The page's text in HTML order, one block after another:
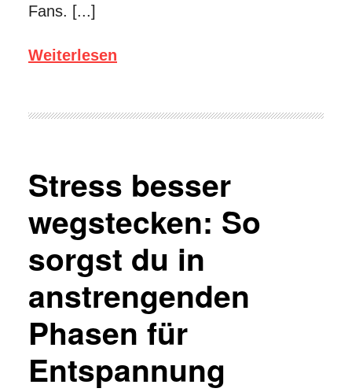
Fans. [...]
Weiterlesen
Stress besser
wegstecken: So
sorgst du in
anstrengenden
Phasen für
Entspannung